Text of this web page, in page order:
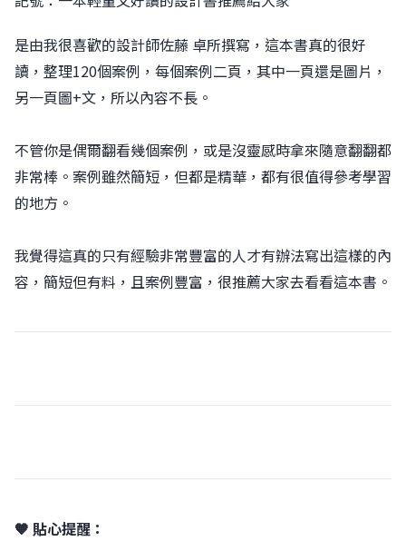
是由我很喜歡的設計師佐藤 卓所撰寫，這本書真的很好
讀，整理120個案例，每個案例二頁，其中一頁還是圖片，
另一頁圖+文，所以內容不長。
不管你是偶爾翻看幾個案例，或是沒靈感時拿來隨意翻翻都
非常棒。案例雖然簡短，但都是精華，都有很值得參考學習
的地方。
我覺得這真的只有經驗非常豐富的人才有辦法寫出這樣的內
容，簡短但有料，且案例豐富，很推薦大家去看看這本書。
🧡 貼心提醒：